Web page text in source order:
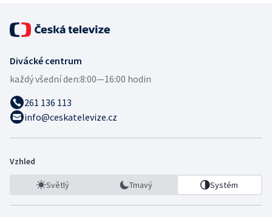
Divácké centrum
každý všední den:8:00—16:00 hodin
261 136 113
info@ceskatelevize.cz
Vzhled
Světlý Tmavý Systém